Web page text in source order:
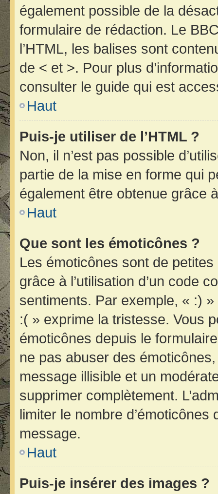
également possible de la
formulaire de rédaction. Le
l’HTML, les balises sont
de < et >. Pour plus
consulter le guide qui est
Haut
Puis-je utiliser de l’HTML ?
Non, il n’est pas possible
partie de la mise en forme qui
également être obtenue grâce
Haut
Que sont les émoticônes ?
Les émoticônes sont de
grâce à l’utilisation d’un code
sentiments. Par exemple, « :)
:( » exprime la tristesse. Vous
émoticônes depuis le
ne pas abuser des
message illisible et un
supprimer complètement.
limiter le nombre
message.
Haut
Puis-je insérer des images ?